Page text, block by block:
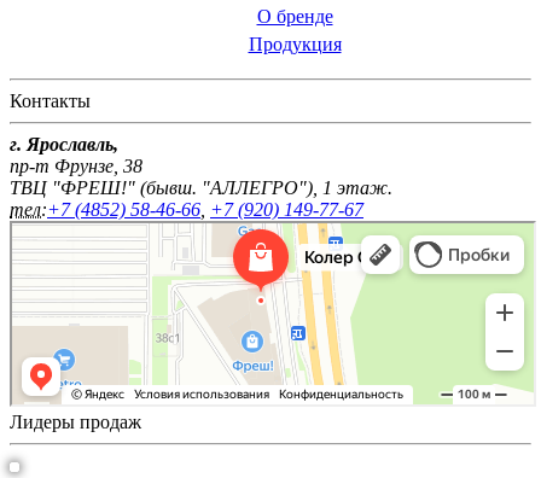
О бренде
Продукция
Контакты
г. Ярославль,
пр-т Фрунзе, 38
ТВЦ "ФРЕШ!" (бывш. "АЛЛЕГРО"), 1 этаж.
тел:+7 (4852) 58-46-66 +7 (920) 149-77-67
Лидеры продаж